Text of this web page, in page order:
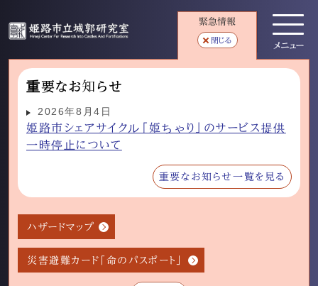
緊急情報
閉じる
重要なお知らせ
2026年8月4日
姫路市シェアサイクル「姫ちゃり」のサービス提供
一時停止について
重要なお知らせ一覧を見る
ハザードマップ
災害避難カード「命のパスポート」
メニュー